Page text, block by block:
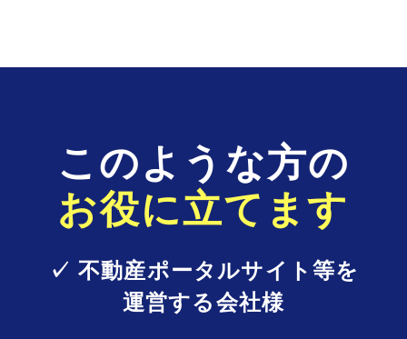
このような方の
お役に立てます
✓ 不動産ポータルサイト等を
運営する会社様